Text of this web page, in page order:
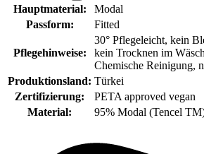
Hauptmaterial:
Modal
Passform:
Fitted
Pflegehinweise:
30° Pflegeleicht, kein
kein Trocknen im
Chemische Reinigung,
Produktionsland: Türkei
Zertifizierung:
PETA approved vegan
Material:
95% Modal (Tencel